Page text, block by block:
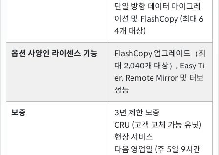
단일 방향 데이터 마이그레
이션 및 FlashCopy (최대 6
4개 대상)
옵션 사양인 라이센스 기능
FlashCopy 업그레이드（최
대 2,040개 대상）, Easy Ti
er, Remote Mirror 및 터보
성능
보증
3년 제한 보증
CRU (고객 교체 가능 유닛)
현장 서비스
다음 영업일 (주 5일 9시간